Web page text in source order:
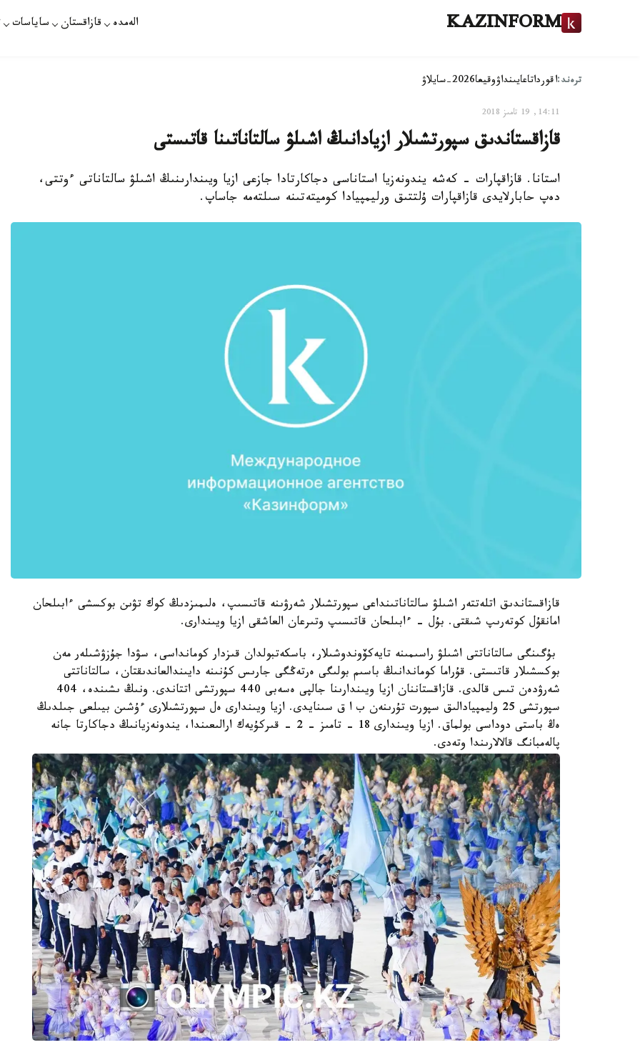
KAZINFORM الەمدە قازاقستان ساياسات
ترەند:اقورداتاعايىنداۋوقيعا2026-سايلاۋ
14:11, 19 تامىز 2018
قازاقستاندىق سپورتشىلار ازيادانىڭ اشىلۋ سالتاناتىنا قاتىستى
استانا. قازاقپارات - كەشە يندونەزيا استاناسى دجاكارتادا جازعى ازيا ويىندارىنىڭ اشىلۋ سالتاناتى ءوتتى،
دەپ حابارلايدى قازاقپارات ۇلتتىق ورليمپيادا كوميتەتىنە سىلتەمە جاساپ.
قازاقستاندىق اتلەتتەر اشىلۋ سالتاناتىنداعى سپورتشىلار شەرۋىنە قاتىسىپ، ەلىمىزدىڭ كوك تۋىن بوكسشى ءابىلحان
امانقۇل كوتەرىپ شىقتى. بۇل - ءابىلحان قاتىسىپ وتىرعان العاشقى ازيا ويىندارى.
بۇگىنگى سالتاناتتى اشىلۋ راسىمىنە تايەكۆوندوشىلار، باسكەتبولدان قىزدار كومانداسى، سۋدا جۇزۋشىلەر مەن
بوكسشىلار قاتىستى. قۇراما كوماندانىڭ باسىم بولىگى ەرتەڭگى جارىس كۇنىنە دايىندالعاندىقتان، سالتاناتتى
شەرۋدەن تىس قالدى. قازاقستاننان ازيا ويىندارىنا جالپى ەسەبى 440 سپورتشى اتتاندى. ونىڭ ىشىندە، 404
سپورتشى 25 وليمپيادالىق سپورت تۇرىنەن ب ا ق سىنايدى. ازيا ويىندارى ەل سپورتشىلارى ءۇشىن بيىلعى جىلدىڭ
ەڭ باستى دوداسى بولماق. ازيا ويىندارى 18 - تامىز - 2 - قىركۇيەك ارالىعىندا، يندونەزيانىڭ دجاكارتا جانە
پالەمبانگ قالالارىندا وتەدى.